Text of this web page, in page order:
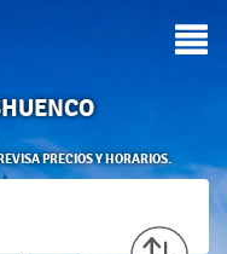
PRECIOS Y HORARIOS.